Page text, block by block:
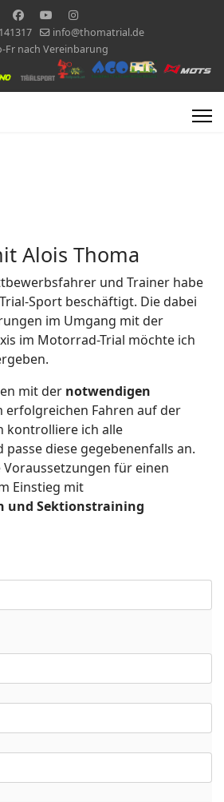
info@thomatrial.de
Fr nach Vereinbarung
Alois Thoma
und Trainer habe
Sport beschäftigt. Die dabei
im Umgang mit der
im Motorrad-Trial möchte ich
mit der notwendigen
erfolgreichen Fahren auf der
kontrolliere ich alle
passe diese gegebenenfalls an.
für einen
Einstieg mit
und Sektionstraining